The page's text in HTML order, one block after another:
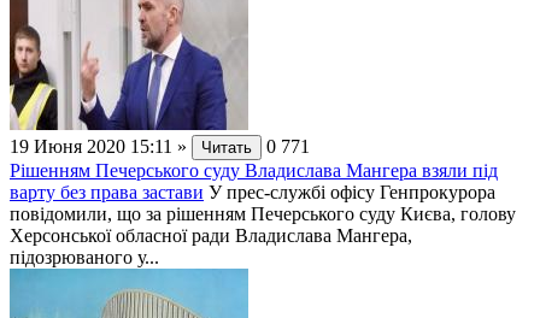
19 Июня 2020 15:11 » Читать 0 771
Рішенням Печерського суду Владислава Мангера взяли під
варту без права застави У прес-службі офісу Генпрокурора
повідомили, що за рішенням Печерського суду Києва, голову
Херсонської обласної ради Владислава Мангера,
підозрюваного у...